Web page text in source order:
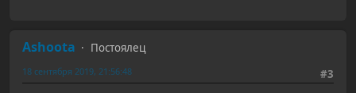
Ashoota
Постоялец
#3
18 сентября 2019, 21:56:48